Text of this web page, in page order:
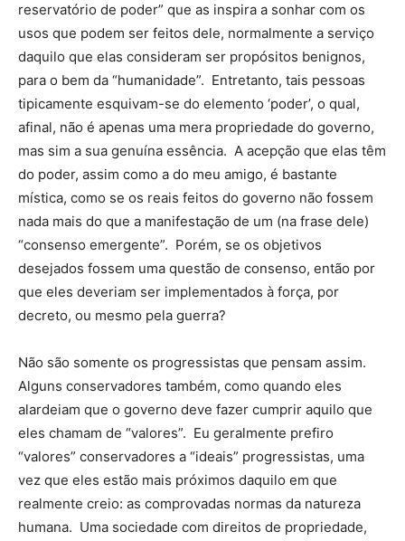
reservatório de poder” que as inspira a sonhar com os
usos que podem ser feitos dele, normalmente a serviço
daquilo que elas consideram ser propósitos benignos,
para o bem da “humanidade”. Entretanto, tais pessoas
tipicamente esquivam-se do elemento ‘poder’, o qual,
afinal, não é apenas uma mera propriedade do governo,
mas sim a sua genuína essência. A acepção que elas têm
do poder, assim como a do meu amigo, é bastante
mística, como se os reais feitos do governo não fossem
nada mais do que a manifestação de um (na frase dele)
“consenso emergente”. Porém, se os objetivos
desejados fossem uma questão de consenso, então por
que eles deveriam ser implementados à força, por
decreto, ou mesmo pela guerra?
Não são somente os progressistas que pensam assim.
Alguns conservadores também, como quando eles
alardeiam que o governo deve fazer cumprir aquilo que
eles chamam de “valores”. Eu geralmente prefiro
“valores” conservadores a “ideais” progressistas, uma
vez que eles estão mais próximos daquilo em que
realmente creio: as comprovadas normas da natureza
humana. Uma sociedade com direitos de propriedade,